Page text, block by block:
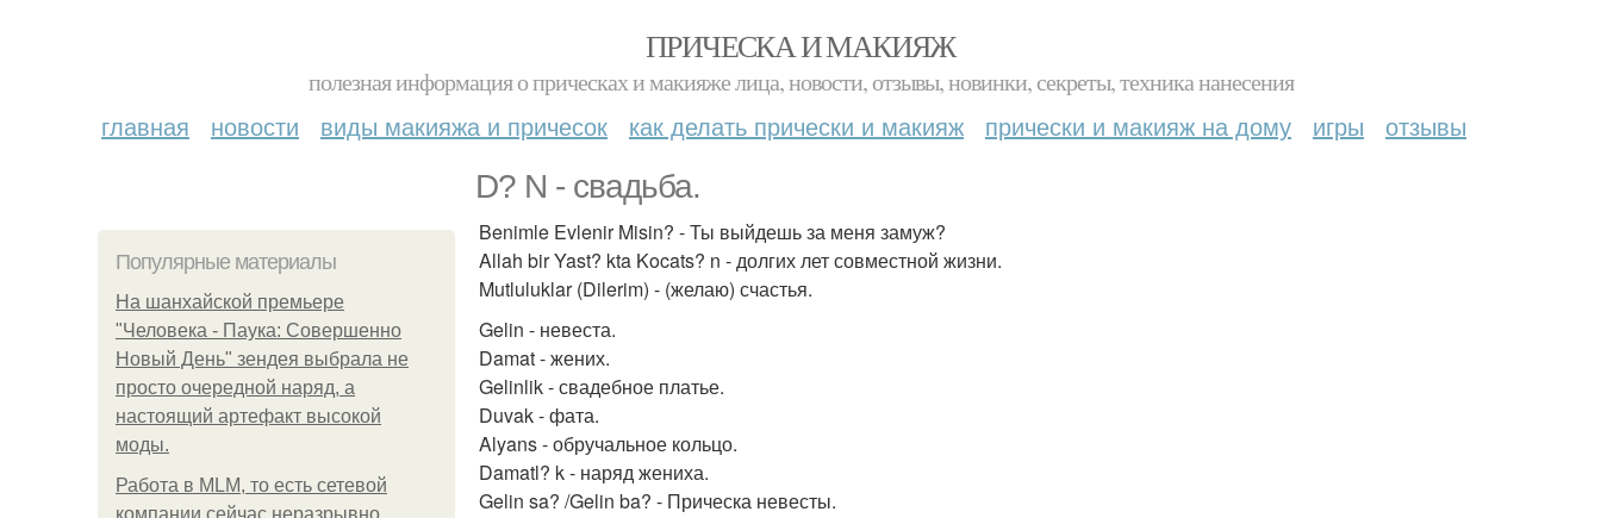
ПРИЧЕСКА И МАКИЯЖ
полезная информация о прическах и макияже лица, новости, отзывы, новинки, секреты, техника нанесения
главная новости виды макияжа и причесок как делать прически и макияж прически и макияж на дому игры отзывы
D? N - свадьба.
Популярные материалы
На шанхайской премьере
"Человека - Паука: Совершенно
Новый День" зендея выбрала не
просто очередной наряд, а
настоящий артефакт высокой
моды.
Работа в MLM, то есть сетевой
компании сейчас неразрывно
Benimle Evlenir Misin? - Ты выйдешь за меня замуж?
Allah bir Yast? kta Kocats? n - долгих лет совместной жизни.
Mutluluklar (Dilerim) - (желаю) счастья.
Gelin - невеста.
Damat - жених.
Gelinlik - свадебное платье.
Duvak - фата.
Alyans - обручальное кольцо.
Damatl? k - наряд жениха.
Gelin sa? /Gelin ba? - Прическа невесты.